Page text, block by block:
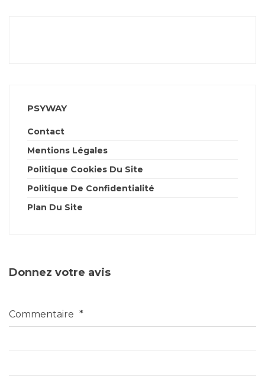
PSYWAY
Contact
Mentions Légales
Politique Cookies Du Site
Politique De Confidentialité
Plan Du Site
Donnez votre avis
Commentaire *